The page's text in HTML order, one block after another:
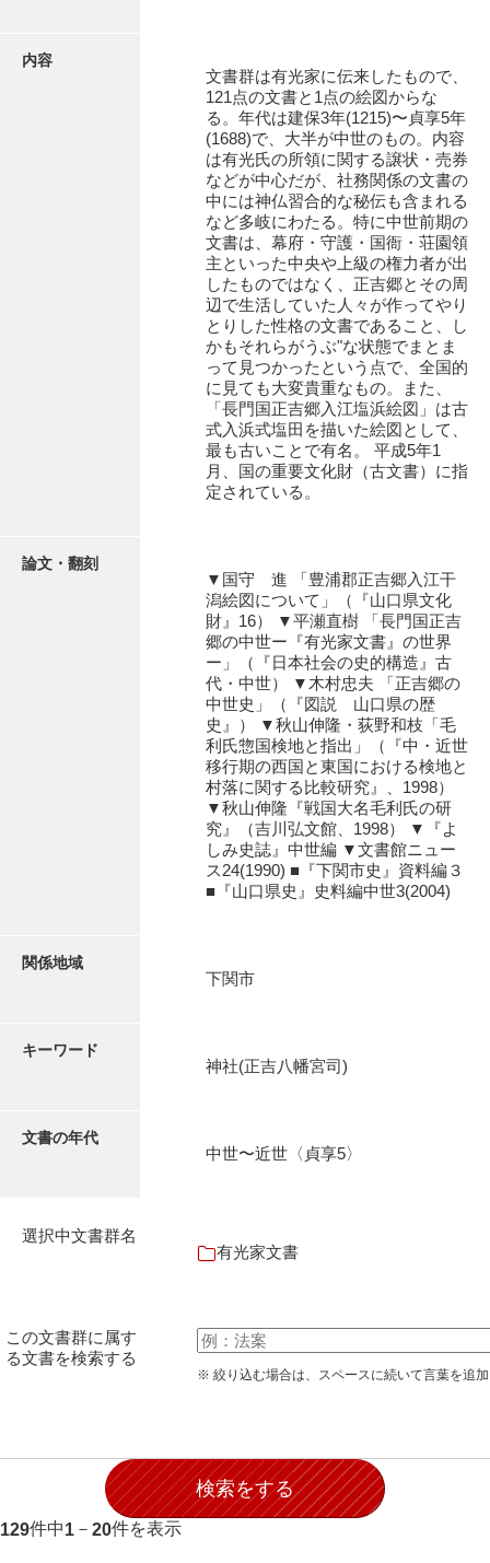
阿武孝太郎文書
飯田家文書（福岡県）
池田邦夫所蔵文書
石井丈若撮影写真
石田家文書（徳山市）
石田家文書（山口市）
市川家文書(千葉県)
厳島神社祭礼堅田中組水上会講文書
厳島神社念仏踊堅田下組流田会講文書
伊藤家文書（須佐町）
伊藤家文書（山口市）
井上一親文書
井上家文書（大和町）
井上家文書（徳山市）
井下家文書（埼玉県）
今川家文書
岩崎家文書（鹿野町）
岩見博幸収集史料
内容
文書群は有光家に伝来したもので、
121点の文書と1点の絵図からな
る。年代は建保3年(1215)〜貞享5年
(1688)で、大半が中世のもの。内容
は有光氏の所領に関する譲状・売券
などが中心だが、社務関係の文書の
中には神仏習合的な秘伝も含まれる
など多岐にわたる。特に中世前期の
文書は、幕府・守護・国衙・荘園領
主といった中央や上級の権力者が出
したものではなく、正吉郷とその周
辺で生活していた人々が作ってやり
とりした性格の文書であること、し
かもそれらがうぶ"な状態でまとま
って見つかったという点で、全国的
に見ても大変貴重なもの。また、
「長門国正吉郷入江塩浜絵図」は古
式入浜式塩田を描いた絵図として、
最も古いことで有名。 平成5年1
月、国の重要文化財（古文書）に指
定されている。
論文・翻刻
▼国守 進 「豊浦郡正吉郷入江干
潟絵図について」（『山口県文化
財』16） ▼平瀬直樹 「長門国正吉
郷の中世ー『有光家文書』の世界
ー」（『日本社会の史的構造』古
代・中世） ▼木村忠夫 「正吉郷の
中世史」（『図説 山口県の歴
史』） ▼秋山伸隆・荻野和枝「毛
利氏惣国検地と指出」（『中・近世
移行期の西国と東国における検地と
村落に関する比較研究』、1998）
▼秋山伸隆『戦国大名毛利氏の研
究』（吉川弘文館、1998） ▼『よ
しみ史誌』中世編 ▼文書館ニュー
ス24(1990) ■『下関市史』資料編３
■『山口県史』史料編中世3(2004)
関係地域
下関市
キーワード
神社(正吉八幡宮司)
文書の年代
中世〜近世〈貞享5〉
選択中文書群名
有光家文書
この文書群に属す
る文書を検索する
※ 絞り込む場合は、スペースに続いて言葉を追
129件中1 － 20件を表示